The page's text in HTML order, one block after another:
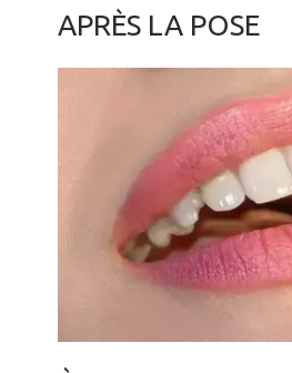
APRÈS LA POSE